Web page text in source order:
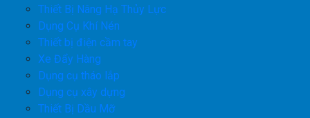
Thiết Bị Nâng Hạ Thủy Lực
Dụng Cụ Khí Nén
Thiết bị điện cầm tay
Xe Đẩy Hàng
Dụng cụ tháo lắp
Dụng cụ xây dựng
Thiết Bị Dầu Mỡ